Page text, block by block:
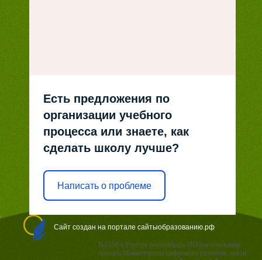
Есть предложения по
организации учебного
процесса или знаете, как
сделать школу лучше?
Написать о проблеме
Сайт создан на портале сайтыобразованию.рф
№1556 в Реестре российского ПО (на основании
приказа Министерства цифрового развития, связи